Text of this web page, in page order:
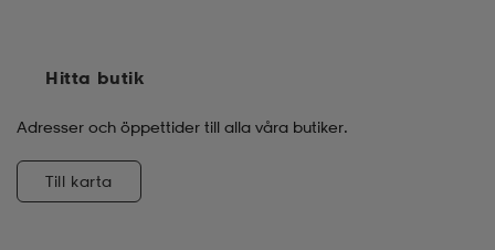
Hitta butik
Adresser och öppettider till alla våra butiker.
Till karta